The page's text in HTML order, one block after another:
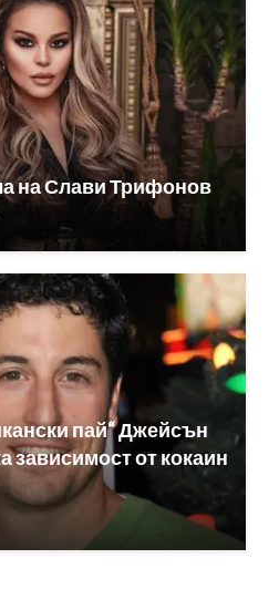
на Слави Трифонов
пай“ Джейсън
зависимост от кокаин